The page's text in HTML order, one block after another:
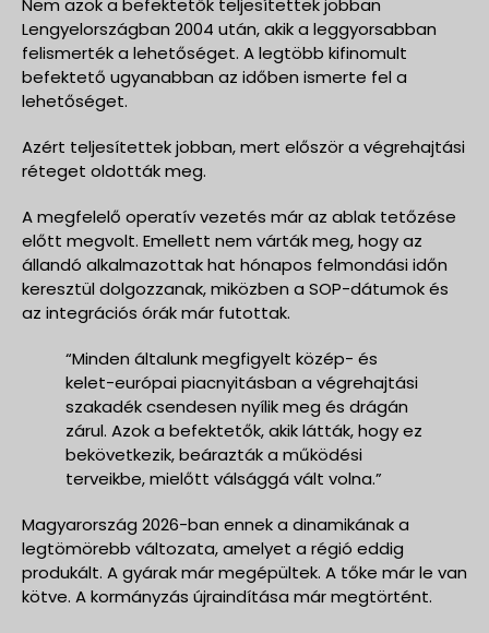
Lengyelországban 2004 után, akik a leggyorsabban
felismerték a lehetőséget. A legtöbb kifinomult
befektető ugyanabban az időben ismerte fel a
lehetőséget.
Azért teljesítettek jobban, mert először a végrehajtási
réteget oldották meg.
A megfelelő operatív vezetés már az ablak tetőzése
előtt megvolt. Emellett nem várták meg, hogy az
állandó alkalmazottak hat hónapos felmondási időn
keresztül dolgozzanak, miközben a SOP-dátumok és
az integrációs órák már futottak.
“Minden általunk megfigyelt közép- és
kelet-európai piacnyitásban a végrehajtási
szakadék csendesen nyílik meg és drágán
zárul. Azok a befektetők, akik látták, hogy ez
bekövetkezik, beárazták a működési
terveikbe, mielőtt válsággá vált volna.”
Magyarország 2026-ban ennek a dinamikának a
legtömörebb változata, amelyet a régió eddig
produkált. A gyárak már megépültek. A tőke már le van
kötve. A kormányzás újraindítása már megtörtént.